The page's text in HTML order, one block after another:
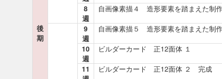
後
期
8
週
自画像素描４ 造形要素を踏まえた制
9
週
自画像素描５ 造形要素を踏まえた制
10
週
ビルダーカード 正12面体 １
11
ビルダーカード 正12面体 ２ 完成